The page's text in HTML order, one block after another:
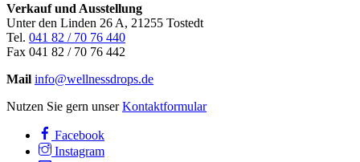
Verkauf und Ausstellung
Unter den Linden 26 A, 21255 Tostedt
Tel. 041 82 / 70 76 440
Fax 041 82 / 70 76 442
Mail info@wellnessdrops.de
Nutzen Sie gern unserKontaktformular
Facebook
Instagram